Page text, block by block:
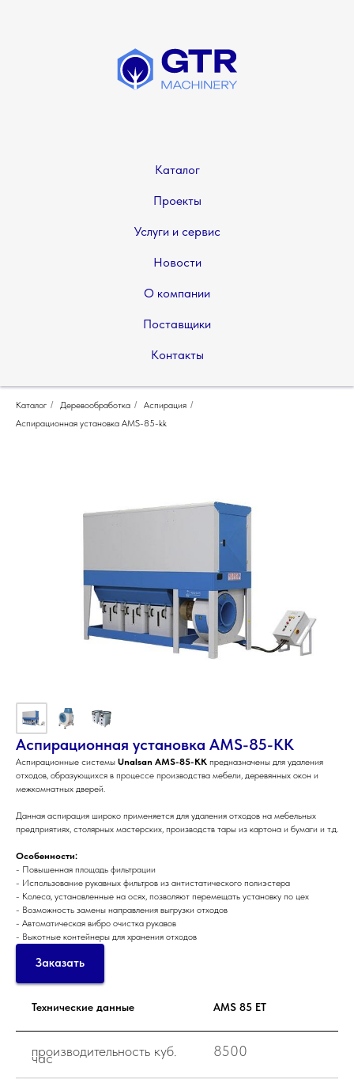
Каталог
Проекты
Услуги и сервис
Новости
О компании
Поставщики
Контакты
Каталог / Деревообработка / Аспирация /
Аспирационная установка AMS-85-kk
Аспирационная установка AMS-85-KK
Аспирационные системы Unalsan AMS-85-KK предназначены для удаления
отходов, образующихся в процессе производства мебели, деревянных окон и
межкомнатных дверей.
Данная аспирация широко применяется для удаления отходов на мебельных
предприятиях, столярных мастерских, производств тары из картона и бумаги и т.д.
Особенности:
- Повышенная площадь фильтрации
- Использование рукавных фильтров из антистатического полиэстера
- Колеса, установленные на осях, позволяют перемещать установку по цех
- Возможность замены направления выгрузки отходов
- Автоматическая вибро очистка рукавов
- Выкотные контейнеры для хранения отходов
Заказать
Технические данные AMS 85 ET
производительность куб.
час 8500